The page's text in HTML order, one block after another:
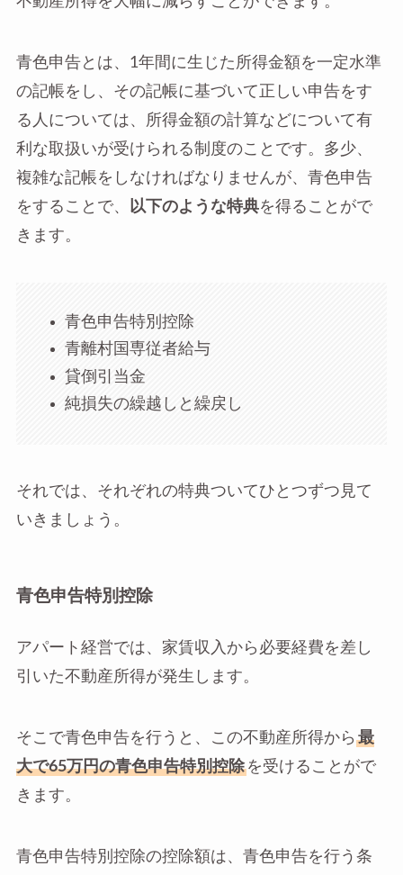
青色申告とは、1年間に生じた所得金額を一定水準
の記帳をし、その記帳に基づいて正しい申告をす
る人については、所得金額の計算などについて有
利な取扱いが受けられる制度のことです。多少、
複雑な記帳をしなければなりませんが、青色申告
をすることで、
以下のような特典を得ることがで
きます。
青色申告特別控除
青離村国専従者給与
貸倒引当金
純損失の繰越しと繰戻し
それでは、それぞれの特典ついてひとつずつ見て
いきましょう。
青色申告特別控除
アパート経営では、家賃収入から必要経費を差し
引いた不動産所得が発生します。
そこで青色申告を行うと、この不動産所得から 最
大で65万円の青色申告特別控除を受けることがで
きます。
青色申告特別控除の控除額は、青色申告を行う条